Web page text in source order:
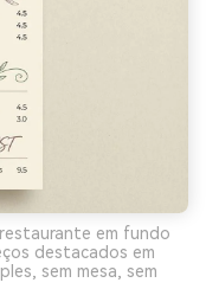
em fundo
destacados em
sem mesa, sem